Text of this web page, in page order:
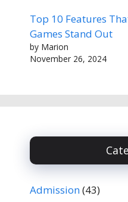
Top 10 Features
Games Stand Out
by Marion
November 26, 2024
Admission(43)